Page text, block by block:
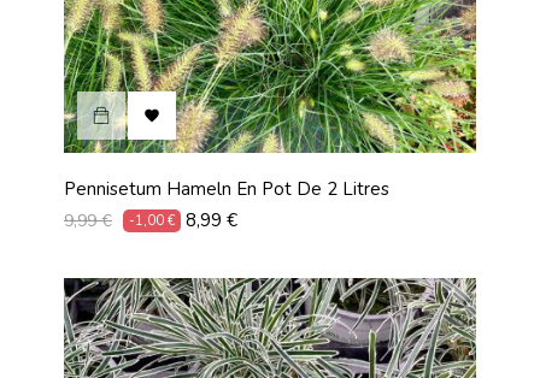

Pennisetum Hameln En Pot De 2 Litres
Prix
9,99 € -1,00 € Prix
8,99 €